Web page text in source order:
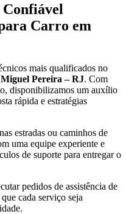
Confiável
Carro em
mais qualificados no
Pereira – RJ. Com
disponibilizamos um auxílio
rápida e estratégias
estradas ou caminhos de
uma equipe experiente e
de suporte para entregar o
pedidos de assistência de
cada serviço seja